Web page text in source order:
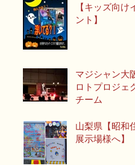
【キッズ向け
ント】
マジシャン大
ロトプロジェ
チーム
山梨県【昭和
展示場様へ】